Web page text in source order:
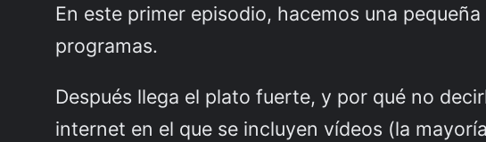
En este primer episodio, hacemos una
programas.
Después llega el plato fuerte, y por qué no
internet en el que se incluyen vídeos (la